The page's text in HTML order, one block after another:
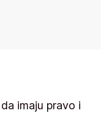
imaju pravo i